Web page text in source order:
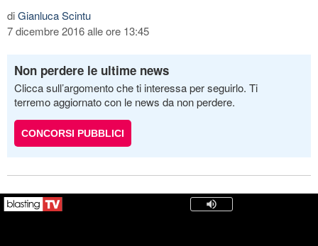
diGianluca Scintu
7 dicembre 2016 alle ore 13:45
Non perdere le ultime news
Clicca sull’argomento che ti interessa per seguirlo. Ti
terremo aggiornato con le news da non perdere.
CONCORSI PUBBLICI